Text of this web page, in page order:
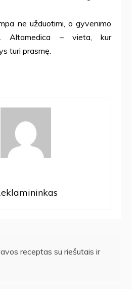
ne užduotimi, o gyvenimo
Altamedica – vieta, kur
turi prasmę.
receptas su riešutais ir